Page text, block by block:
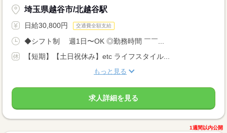
埼玉県越谷市/北越谷駅
日給30,800円 交通費全額支給
◆シフト制 週1日〜OK ◎勤務時間 ￣￣...
【短期】【土日祝休み】etc ライフスタイル...
もっと見る
求人詳細を見る
1週間以内公開